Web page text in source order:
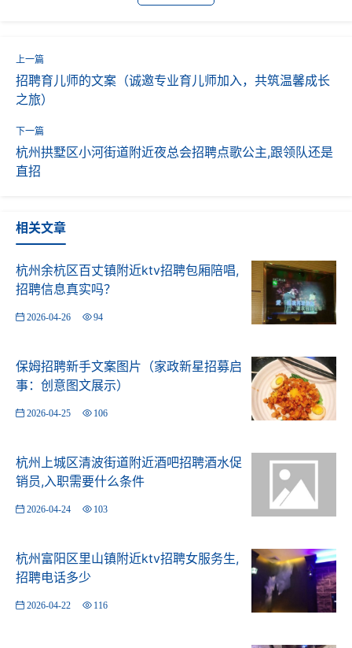
走到门口就有一种不详的预感。服务生不带路也就算了，
问个房号，下巴一指就算之路了。态度极差。进房一股口
水味，让服务生来处理下，简单喷下空气清新剂就算OK
了。然后就一句进去吧就没了。非常差，除了歌心点。,杭
升空间 ➿屁桃上线➿疫情后好像来了好几次皇室派对也
没有mark过点评，这天就顺便记录下抽奖的一天点了一个
套餐，后来服务员过来说有抽奖活动几个如同拍什么星际
招聘育儿师的文案（诚邀专业育儿师加入，共筑温馨成长
之旅）
杭州拱墅区小河街道附近夜总会招聘点歌公主,跟领队还是
直招
相关文章
杭州余杭区百丈镇附近ktv招聘包厢陪唱,
招聘信息真实吗？
2026-04-26 94
保姆招聘新手文案图片（家政新星招募启
事：创意图文展示）
2026-04-25 106
杭州上城区清波街道附近酒吧招聘酒水促
销员,入职需要什么条件
2026-04-24 103
杭州富阳区里山镇附近ktv招聘女服务生,
招聘电话多少
2026-04-22 116